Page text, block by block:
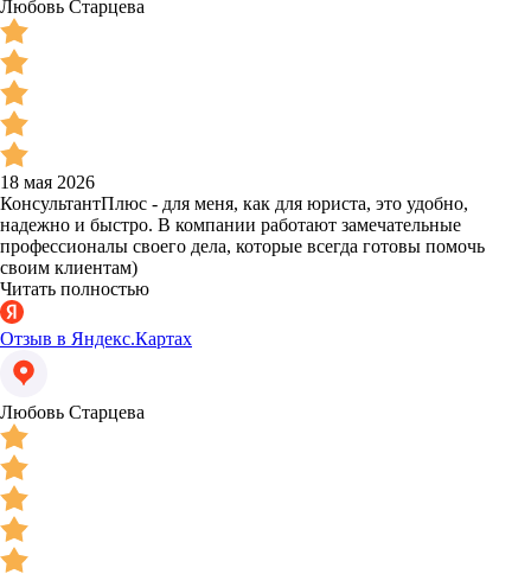
Любовь Старцева
18 мая 2026
КонсультантПлюс - для меня, как для юриста, это удобно,
надежно и быстро. В компании работают замечательные
профессионалы своего дела, которые всегда готовы помочь
своим клиентам)
Читать полностью
Отзыв в Яндекс.Картах
Любовь Старцева